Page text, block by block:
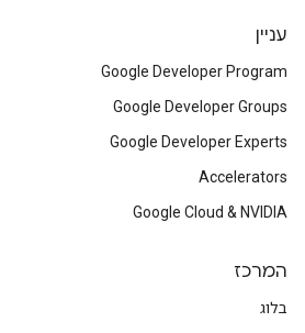
עניין
Google Developer Program
Google Developer Groups
Google Developer Experts
Accelerators
Google Cloud & NVIDIA
המרכז
בלוג